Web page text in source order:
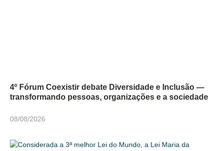
4º Fórum Coexistir debate Diversidade e Inclusão —
transformando pessoas, organizações e a sociedade
08/08/2026